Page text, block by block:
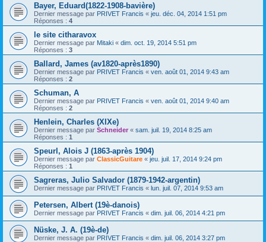
Bayer, Eduard(1822-1908-bavière)
Dernier message par PRIVET Francis « jeu. déc. 04, 2014 1:51 pm
Réponses : 4
le site citharavox
Dernier message par Mitaki « dim. oct. 19, 2014 5:51 pm
Réponses : 3
Ballard, James (av1820-après1890)
Dernier message par PRIVET Francis « ven. août 01, 2014 9:43 am
Réponses : 2
Schuman, A
Dernier message par PRIVET Francis « ven. août 01, 2014 9:40 am
Réponses : 2
Henlein, Charles (XIXe)
Dernier message par Schneider « sam. juil. 19, 2014 8:25 am
Réponses : 1
Speurl, Alois J (1863-après 1904)
Dernier message par ClassicGuitare « jeu. juil. 17, 2014 9:24 pm
Réponses : 1
Sagreras, Julio Salvador (1879-1942-argentin)
Dernier message par PRIVET Francis « lun. juil. 07, 2014 9:53 am
Petersen, Albert (19è-danois)
Dernier message par PRIVET Francis « dim. juil. 06, 2014 4:21 pm
Nüske, J. A. (19è-de)
Dernier message par PRIVET Francis « dim. juil. 06, 2014 3:27 pm